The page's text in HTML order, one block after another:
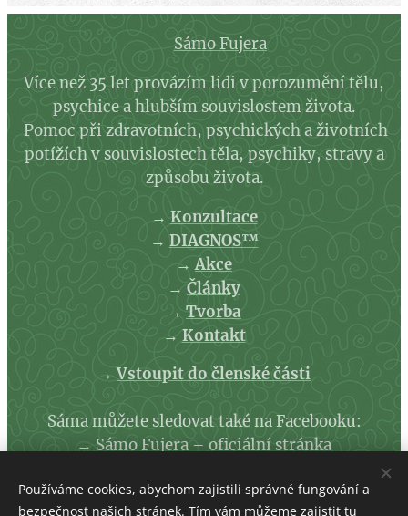
Sámo Fujera
Více než 35 let provázím lidi v porozumění tělu,
psychice a hlubším souvislostem života.
Pomoc při zdravotních, psychických a životních
potížích v souvislostech těla, psychiky, stravy a
způsobu života.
→ Konzultace
→ DIAGNOS™
→Akce
→ Články
→ Tvorba
→ Kontakt
→Vstoupit do členské části
Sáma můžete sledovat také na Facebooku:
→Sámo Fujera – oficiální stránka
→Zásady ochrany osobních údajů
Používáme cookies, abychom zajistili správné fungování a
bezpečnost našich stránek. Tím vám můžeme zajistit tu